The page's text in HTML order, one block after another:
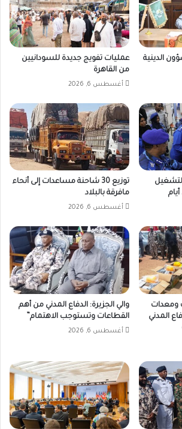
الدينية
عمليات تفويج جديدة للسودانيين
من القاهرة
أغسطس 6, 2026
لتشغيل
توزيع 30 شاحنة مساعدات إلى أنحاء
مافرقة بالبلاد
أغسطس 6, 2026
ومعدات
المدني
والي الجزيرة: الدفاع المدني من أهم
القطاعات وتستوجب الاهتمام”
أغسطس 6, 2026